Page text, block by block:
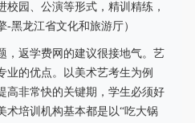
校园、公演等形式，精训精练，
黑龙江省文化和旅游厅）
，返学费网的建议很接地气。艺
业的优点。以美术艺考生为例
高非常快的关键期，学生必须好
术培训机构基本都是以“吃大锅